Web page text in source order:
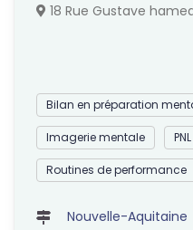
18 Rue Gustave
Bilan en préparation
Imagerie mentale PNL
Routines de performance
Nouvelle-Aquitaine